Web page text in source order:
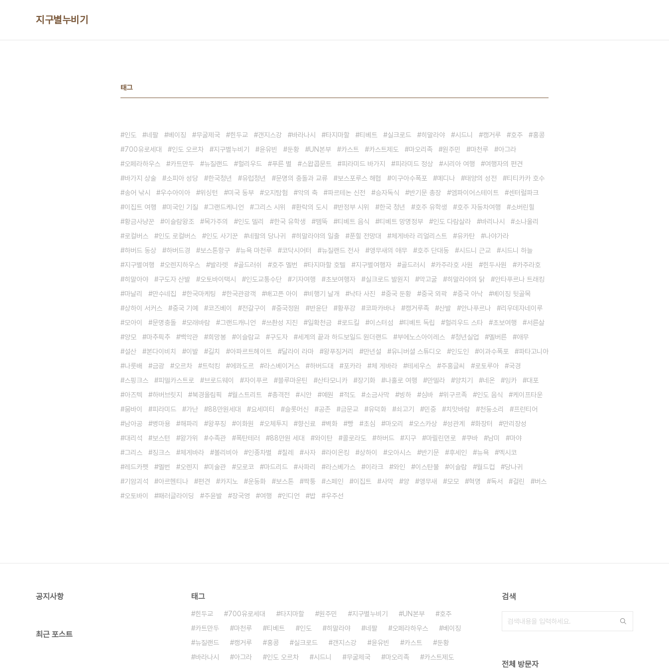
지구별누비기
태그
인도 네팔 베이징 무굴제국 힌두교 갠지스강 바라나시 타지마할 티베트 실크로드 히말라야 시드니 캥거루 호주
홍콩
700유로세대
인도 오르차 지구별누비기 윤유빈 둔황 UN본부 카스트 카스트제도 마오리족 원주민 마천루
아그라
오페라하우스
카트만두 뉴질랜드 헐리우드 푸른 별 스왑콥문트 피라미드 바가지 피라미드 정상 시리아 여행
여행자의 편견
바가지 상술
소피아 성당 한국청년 유럽청년 문명의 충돌과 교류 보스포루스 해협 이구아수폭포 메디나 태양의 성전
티티카카 호수
송어 낚시
우수아이아 위싱턴 미국 동부 오지탐험 악의 축 파르테논 신전 승자독식 반기문 총장 엠파이어스테이트
센터럴파크
이집트 여행
미국인 기질 그랜드케니언 그리스 시위 환락의 도시 반정부 시위 한국 청년 호주 유학생 호주 자동차여행
소버린힐
황금사냥꾼
이슬람왕조 목가주의 인도 델리 한국 유학생 뗌뚝 티베트 음식 티베트 망명정부 인도 다람살라 바리나시
소나울리
로컬버스
인도 로컬버스 인도 사기꾼 네팔의 당나귀 히말라야의 일출 푼힐 전망대 체게바라 리얼리스트 유카탄
나야가라
하버드 동상
하버드경 보스톤항구 뉴욕 마천루 코닥시어터 뉴질랜드 전사 앵무새의 애무 호주 단대동 시드니 근교
시드니 하늘
지구별여행
오렌지하우스 발라렛 골드러쉬 호주 멜번 타지마할 호텔 지구별여행자 골드러시 카주라호 사원 힌두사원
카주라호
히말아야
구도자 산발 오토바이택시 인도교통수단 기자여행 초보여행자 실크로드 발원지 막고굴 히말라야의 닭
안타푸르나 트래킹
마날리
만수네집 한국마케팅 한국관광객 배고픈 아이 비행기 날개 낙타 사진 중국 둔황 중국 외곽 중국 아낙
베이징 뒷골목
상하이 서커스
중국 기예 코즈베이 전갈구이 중국정원 반윤단 황푸강 코파카바나 캥거루족 산발 안나푸르나
리우데자네이루
모아이
문명충돌 모래바람 그랜드캐니언 쓰촨성 지진 일확천금 로드킬 이스터섬 티베트 독립 헐리우드 스타 초보여행
서른살
양모
마추픽추 백악관 희망봉 이슬람교 구도자 세계의 끝과 하드보일드 원더랜드 부에노스아이레스 청년실업 멜버른
애무
설산
본다이비치 이발 길치 아파르트헤이트 달라이 라마 왕푸징거리 만년설 유니버셜 스튜디오 인도인 이과수폭포
파타고니아
나룻배
금광 오르차 트럭킹 에콰도르 라스베이거스 하버드대 포카라 체 게바라 테세우스 주홍글씨 로토루아
국경
스핑크스
피델카스트로 브로드웨이 자이푸르 블루마운틴 산타모니카 장기화 나홀로 여행 만델라 양치기 네온 잉카
대포
아즈텍
하버브릿지 북경올림픽 월스트리트 총격전 시안 예원 적도 소금사막 빙하 심바 위구르족 인도 음식
케이프타운
뭄바이
피라미드 가난 88만원세대 요세미티 슬롯머신 공존 금문교 유덕화 쇠고기 민중 치맛바람 천둥소리
프런티어
남아공
병마용 해파리 왕푸징 이화원 오체투지 향신료 벽화 빵 초심 마오리 오스카상 성관계 화장터
만리장성
대리석
보스턴 왕가위 수족관 폭탄테러 88만원 세대 와이탄 콜로라도 하버드 지구 마릴린먼로 쿠바 남미
마야
그리스
징크스 체게바라 볼리비아 인종차별 칠레 사자 라이온킹 상하이 오아시스 반기문 후세인 뉴욕
멕시코
레드카펫
멜번 오렌지 미술관 모로코 마드리드 사파리 라스베가스 이라크 와인 이스탄불 이슬람 월드컵
당나귀
기암괴석
아르헨티나 편견 카지노 운동화 보스톤 짝퉁 스페인 이집트 사막 양 앵무새 모모 혁명 독서 걸린
버스
오토바이
패러글라이딩 주윤발 장국영 여행 인디언 밥 우주선
공지사항
최근 포스트
태그
힌두교 700유로세대 타지마할 원주민 지구별누비기 UN본부
호주
카트만두
마천루 티베트 인도 히말라야 네팔 오페라하우스
베이징
뉴질랜드
캥거루 홍콩 실크로드 갠지스강 윤유빈 카스트
둔황
바라나시
아그라 인도 오르차 시드니 무굴제국 마오리족 카스트제도
검색
전체 방문자